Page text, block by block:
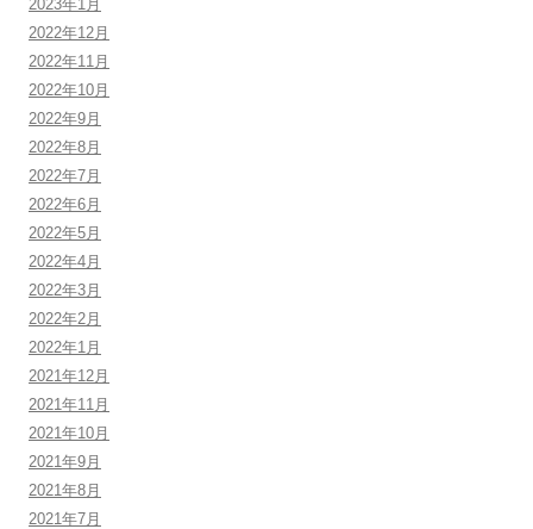
2023年1月
2022年12月
2022年11月
2022年10月
2022年9月
2022年8月
2022年7月
2022年6月
2022年5月
2022年4月
2022年3月
2022年2月
2022年1月
2021年12月
2021年11月
2021年10月
2021年9月
2021年8月
2021年7月